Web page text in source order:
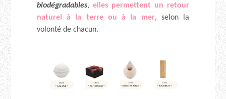
biodégradables, elles permettent un retour
naturel à la terre ou à la mer, selon la
volonté de chacun.